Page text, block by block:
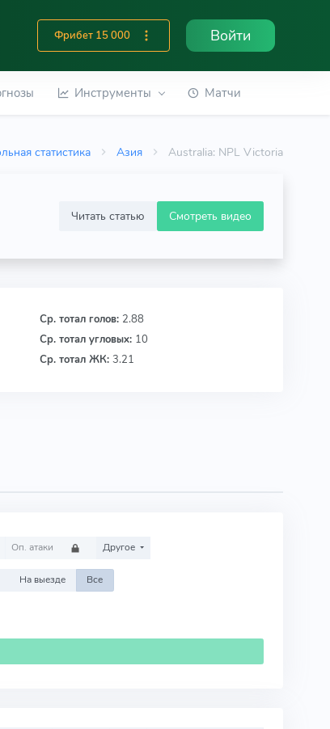
Фрибет 15 000 Войти
Инструменты Матчи
статистика Азия Australia: NPL Victoria
Читать статью Смотреть видео
Ср. тотал голов: 2.88
Ср. тотал угловых: 10
Ср. тотал ЖК:3.21
Оп. атаки Другое
На выезде Все